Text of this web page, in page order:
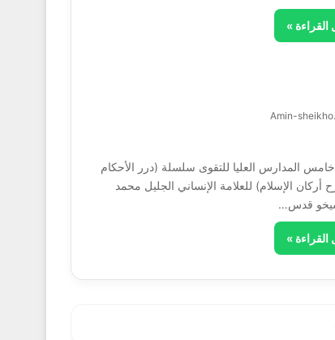
القراءة »
Amin-
المدارس العليا للتقوى سلسلة (درر الأحكام
الإسلام) للعلامة الإنساني الجليل محمد
قدس…
القراءة »